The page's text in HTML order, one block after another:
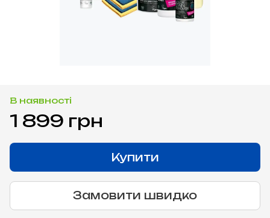
В наявності
1 899 грн
Купити
Замовити швидко